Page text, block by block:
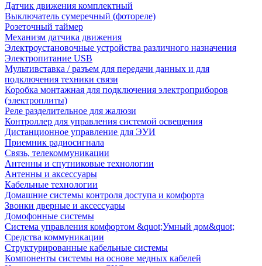
Датчик движения комплектный
Выключатель сумеречный (фотореле)
Розеточный таймер
Механизм датчика движения
Электроустановочные устройства различного назначения
Электропитание USB
Мультивставка / разъем для передачи данных и для
подключения техники связи
Коробка монтажная для подключения электроприборов
(электроплиты)
Реле разделительное для жалюзи
Контроллер для управления системой освещения
Дистанционное управление для ЭУИ
Приемник радиосигнала
Связь, телекоммуникации
Антенны и спутниковые технологии
Антенны и аксессуары
Кабельные технологии
Домашние системы контроля доступа и комфорта
Звонки дверные и аксессуары
Домофонные системы
Система управления комфортом &quot;Умный дом&quot;
Средства коммуникации
Структурированные кабельные системы
Компоненты системы на основе медных кабелей